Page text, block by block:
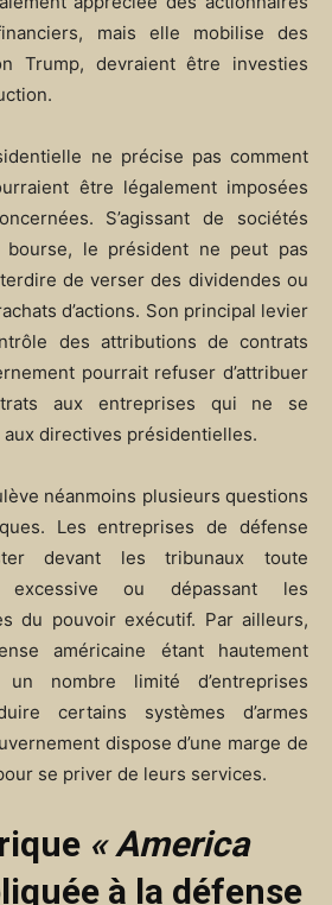
mais elle mobilise des
Trump, devraient être investies
ne précise pas comment
être légalement imposées
S’agissant de sociétés
bourse, le président ne peut pas
de verser des dividendes ou
d’actions. Son principal levier
des attributions de contrats
pourrait refuser d’attribuer
aux entreprises qui ne se
directives présidentielles.
néanmoins plusieurs questions
Les entreprises de défense
devant les tribunaux toute
excessive ou dépassant les
du pouvoir exécutif. Par ailleurs,
américaine étant hautement
un nombre limité d’entreprises
certains systèmes d’armes
dispose d’une marge de
se priver de leurs services.
« America
à la défense